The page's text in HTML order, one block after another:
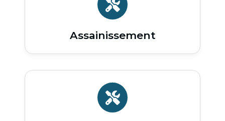
Assainissement